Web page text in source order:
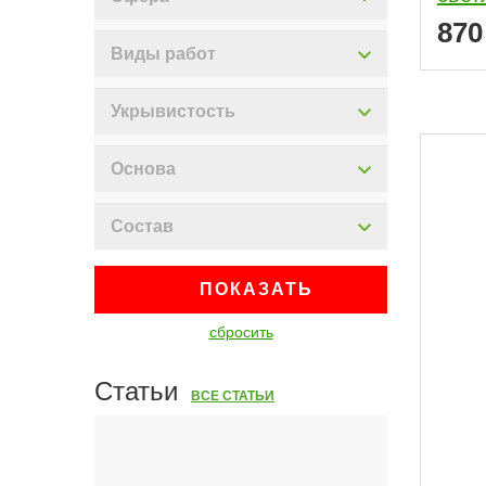
Виды работ
Укрывистость
Основа
Состав
ПОКАЗАТЬ
сбросить
Статьи ВСЕ СТАТЬИ
870